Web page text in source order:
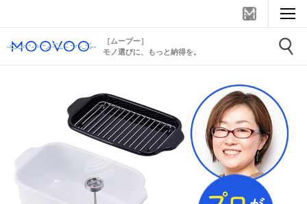
［ムーブー］
モノ選びに、もっと納得を。